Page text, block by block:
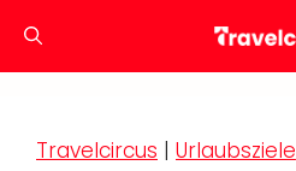
Inhalt
Travelcircus | Urlaubsziele